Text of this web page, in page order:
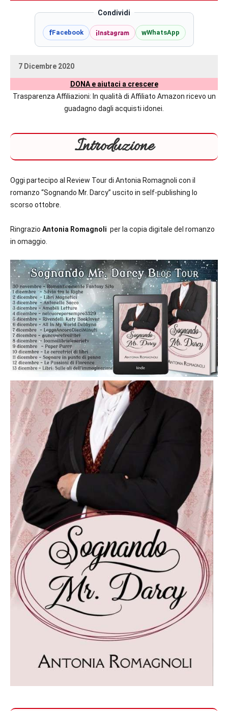
delle
autrici
Condividi
fFacebook iInstagram wWhatsApp
7 Dicembre 2020
DONA e aiutaci a crescere
Trasparenza Affiliazioni: In qualità di Affiliato Amazon ricevo un
guadagno dagli acquisti idonei.
Introduzione
Oggi partecipo al Review Tour di Antonia Romagnoli con il
romanzo “Sognando Mr. Darcy” uscito in self-publishing lo
scorso ottobre.
Ringrazio Antonia Romagnoli per la copia digitale del romanzo
in omaggio.